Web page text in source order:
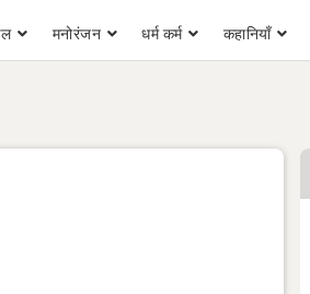
मनोरंजन धर्म कर्म कहानियाँ